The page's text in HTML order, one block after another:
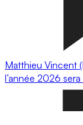
Matthieu Vincent
l’année 2026